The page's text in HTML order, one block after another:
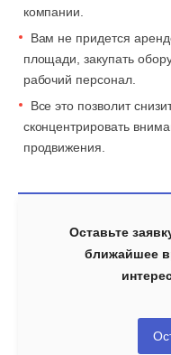
компании.
Вам не придется
площади, закупать
рабочий персонал.
Все это позволит
сконцентрировать
продвижения.
Оставьте
ближайшее